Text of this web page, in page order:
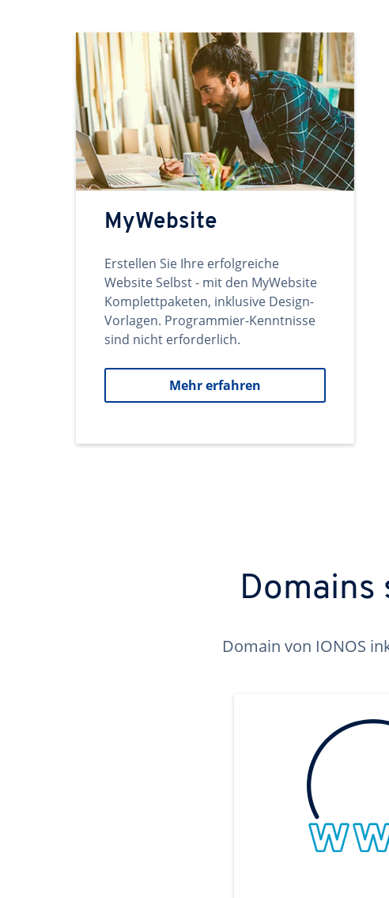
MyWebsite
Erstellen Sie Ihre erfolgreiche
Website Selbst - mit den MyWebsite
Komplettpaketen, inklusive Design-
Vorlagen. Programmier-Kenntnisse
sind nicht erforderlich.
Mehr erfahren
Domains
Domain von IONOS